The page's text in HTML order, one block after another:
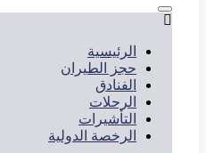
الرئيسية
حجز الطيران
الفنادق
الرحلات
التأشيرات
الرخصة الدولية